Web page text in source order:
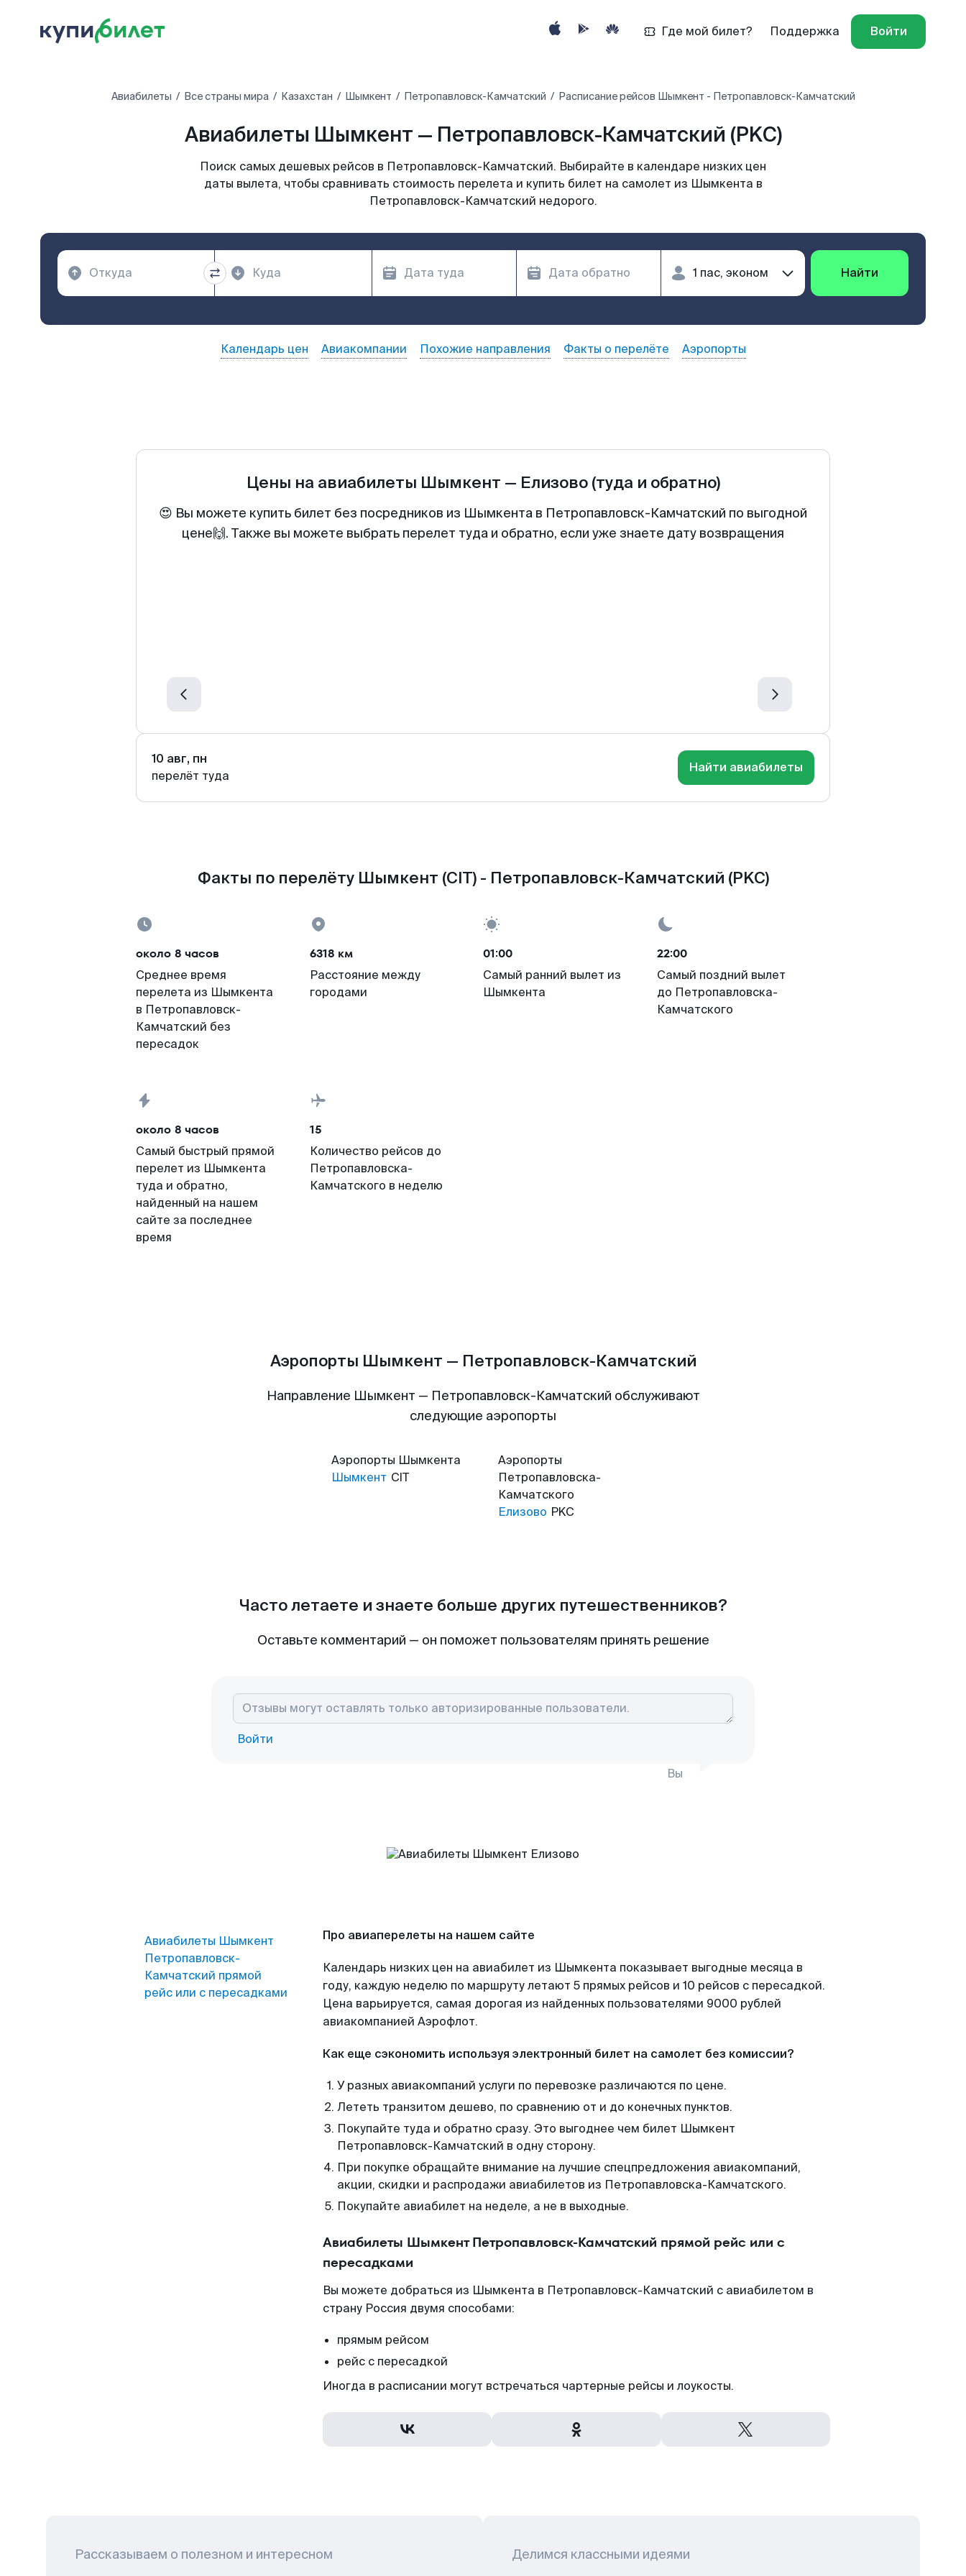
Где мой билет? Поддержка Войти
Авиабилеты Все страны мира Казахстан Шымкент Петропавловск-Камчатский Расписание рейсов Шымкент - Петропавловск-Камчатский
Авиабилеты Шымкент — Петропавловск-Камчатский (PKC)
Поиск самых дешевых рейсов в Петропавловск-Камчатский. Выбирайте в календаре низких цен
даты вылета, чтобы сравнивать стоимость перелета и купить билет на самолет из Шымкента в
Петропавловск-Камчатский недорого.
Найти
Календарь цен Авиакомпании Похожие направления Факты о перелёте Аэропорты
Цены на авиабилеты Шымкент — Елизово (туда и обратно)
😍 Вы можете купить билет без посредников из Шымкента в Петропавловск-Камчатский по выгодной
цене🙌. Также вы можете выбрать перелет туда и обратно, если уже знаете дату возвращения
10 авг, пн
перелёт туда
Найти авиабилеты
Факты по перелёту Шымкент (CIT) - Петропавловск-Камчатский (PKC)
около 8 часов
Среднее время
перелета из Шымкента
в Петропавловск-
Камчатский без
пересадок
6318 км
Расстояние между
городами
01:00
Самый ранний вылет из
Шымкента
22:00
Самый поздний вылет
до Петропавловска-
Камчатского
около 8 часов
Самый быстрый прямой
перелет из Шымкента
туда и обратно,
найденный на нашем
сайте за последнее
время
15
Количество рейсов до
Петропавловска-
Камчатского в неделю
Аэропорты Шымкент — Петропавловск-Камчатский
Направление Шымкент — Петропавловск-Камчатский обслуживают
следующие аэропорты
Аэропорты Шымкента
Шымкент CIT
Аэропорты
Петропавловска-
Камчатского
Елизово PKC
Часто летаете и знаете больше других путешественников?
Оставьте комментарий — он поможет пользователям принять решение
Войти
Вы
Авиабилеты Шымкент
Петропавловск-
Камчатский прямой
рейс или с пересадками
Про авиаперелеты на нашем сайте
Календарь низких цен на авиабилет из Шымкента показывает выгодные месяца в
году, каждую неделю по маршруту летают 5 прямых рейсов и 10 рейсов с пересадкой.
Цена варьируется, самая дорогая из найденных пользователями 9000 рублей
авиакомпанией Аэрофлот.
Как еще сэкономить используя электронный билет на самолет без комиссии?
У разных авиакомпаний услуги по перевозке различаются по цене.
Лететь транзитом дешево, по сравнению от и до конечных пунктов.
Покупайте туда и обратно сразу. Это выгоднее чем билет Шымкент
Петропавловск-Камчатский в одну сторону.
При покупке обращайте внимание на лучшие спецпредложения авиакомпаний,
акции, скидки и распродажи авиабилетов из Петропавловска-Камчатского.
Покупайте авиабилет на неделе, а не в выходные.
Авиабилеты Шымкент Петропавловск-Камчатский прямой рейс или с
пересадками
Вы можете добраться из Шымкента в Петропавловск-Камчатский с авиабилетом в
страну Россия двумя способами:
прямым рейсом
рейс с пересадкой
Иногда в расписании могут встречаться чартерные рейсы и лоукосты.
Рассказываем о полезном и интересном Делимся классными идеями